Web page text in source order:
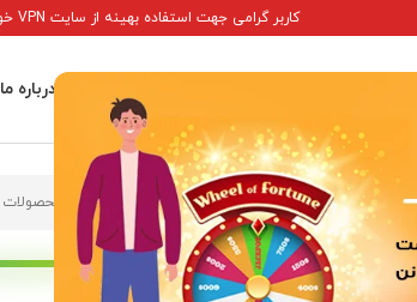
کاربر گرامی جهت استفاده بهینه از سایت VPN خود را خاموش کنید
درباره ما
اکانت ها بازی